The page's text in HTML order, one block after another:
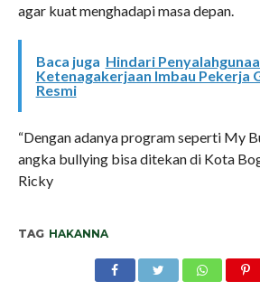
agar kuat menghadapi masa depan.
Baca juga Hindari
Ketenagakerjaan Imbau Pekerja
Resmi
“Dengan adanya program seperti My
angka bullying bisa ditekan di Kota
Ricky
TAG HAKANNA